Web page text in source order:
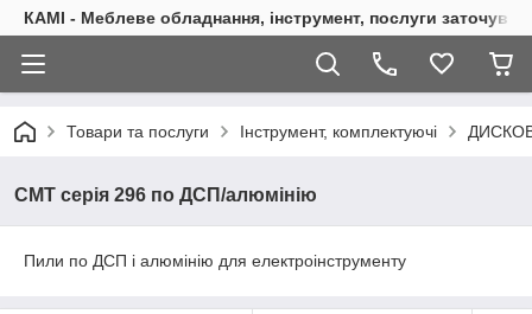
КАМІ - Меблеве обладнання, інструмент, послуги
Товари та послуги Інструмент, комплектуючі
СМТ серія 296 по ДСП/алюмінію
Пили по ДСП і алюмінію для електроінструменту